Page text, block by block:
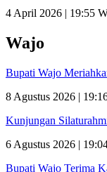
4 April 2026 | 19:55
Wajo
Bupati Wajo
8 Agustus 2026 |
Kunjungan
6 Agustus 2026 |
Bupati Wajo Terima